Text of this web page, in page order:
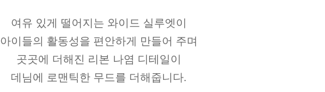
여유 있게 떨어지는 와이드 실루엣이
아이들의 활동성을 편안하게 만들어 주며
곳곳에 더해진 리본 나염 디테일이
데님에 로맨틱한 무드를 더해줍니다.